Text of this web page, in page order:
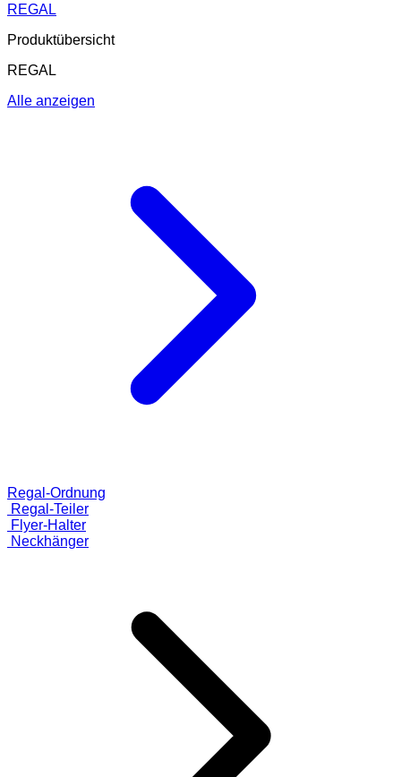
REGAL
Produktübersicht
REGAL
Alle anzeigen
Regal-Ordnung
Regal-Teiler
Flyer-Halter
Neckhänger